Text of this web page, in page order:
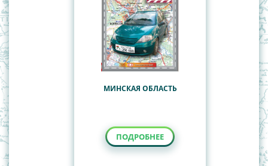
МИНСКАЯ ОБЛАСТЬ
ПОДРОБНЕЕ